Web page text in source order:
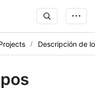
Descripción de